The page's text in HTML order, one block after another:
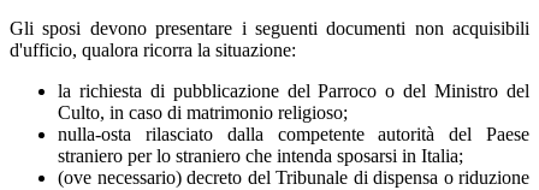
Gli sposi devono presentare i seguenti documenti non acquisibili
d'ufficio, qualora ricorra la situazione:
la richiesta di pubblicazione del Parroco o del Ministro del
Culto, in caso di matrimonio religioso;
nulla-osta rilasciato dalla competente autorità del Paese
straniero per lo straniero che intenda sposarsi in Italia;
(ove necessario) decreto del Tribunale di dispensa o riduzione